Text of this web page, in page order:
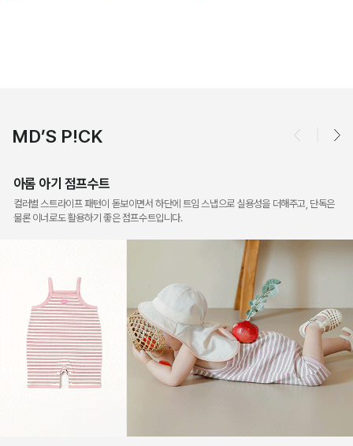
MD’S P!CK
아롬 아기 점프수트
컬러별 스트라이프 패턴이 돋보이면서 하단에 트임 스냅으로 실용성을 더해주고, 단독은
물론 이너로도 활용하기 좋은 점프수트입니다.